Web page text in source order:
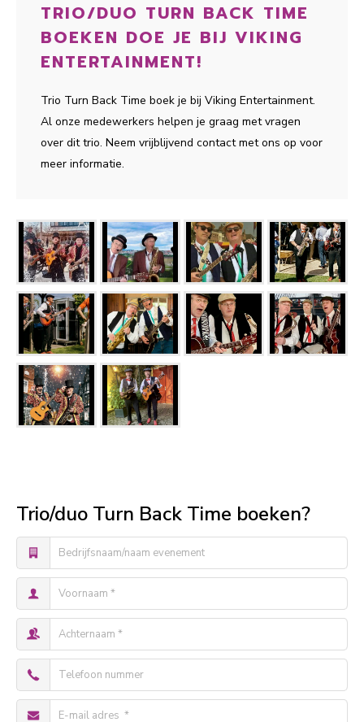
TRIO/DUO TURN BACK TIME
BOEKEN DOE JE BIJ VIKING
ENTERTAINMENT!
Trio Turn Back Time boek je bij Viking Entertainment.
Al onze medewerkers helpen je graag met vragen
over dit trio. Neem vrijblijvend contact met ons op voor
meer informatie.
Trio/duo Turn Back Time boeken?